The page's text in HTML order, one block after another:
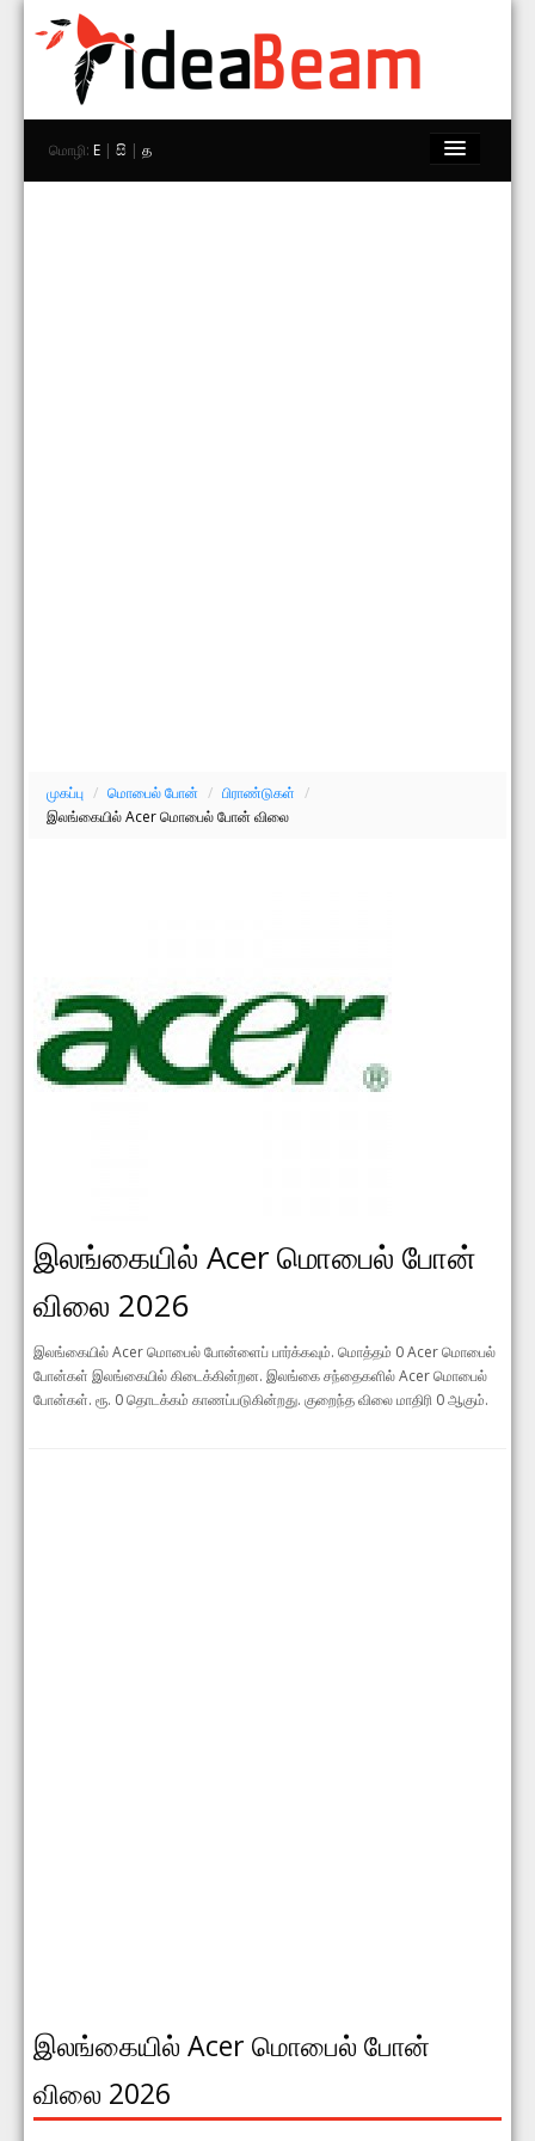
மொழி: E | සි | த
முகப்பு
முகப்பு / மொபைல் போன் / பிராண்டுகள் /
இலங்கையில் Acer மொபைல் போன் விலை
இலங்கையில் Acer மொபைல் போன்
விலை 2026
இலங்கையில் Acer மொபைல் போன்ளைப் பார்க்கவும். மொத்தம் 0 Acer மொபைல்
போன்கள் இலங்கையில் கிடைக்கின்றன. இலங்கை சந்தைகளில் Acer மொபைல்
போன்கள். ரூ. 0 தொடக்கம் காணப்படுகின்றது. குறைந்த விலை மாதிரி 0 ஆகும்.
இலங்கையில் Acer மொபைல் போன்
விலை 2026